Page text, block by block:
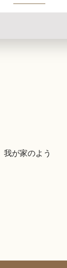
が家のよう